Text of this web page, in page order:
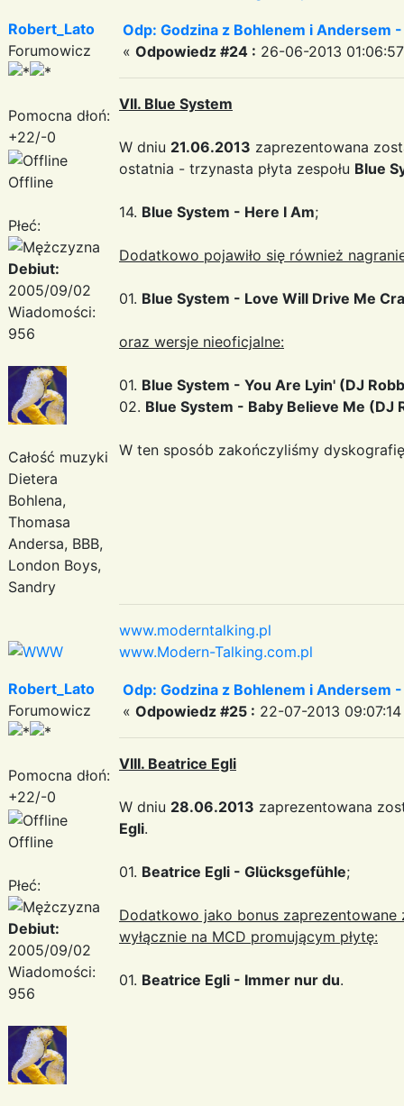
Robert_Lato
Forumowicz
Pomocna dłoń:
+22/-0
Offline
Płeć:
Debiut:
2005/09/02
Wiadomości:
956
Całość muzyki
Dietera
Bohlena,
Thomasa
Andersa, BBB,
London Boys,
Sandry
Odp: Godzina z Bohlenem i Andersem
« Odpowiedz #24 : 26-06-2013
VII. Blue System
W dniu 21.06.2013 zaprezentowana
ostatnia - trzynasta płyta zespołu Blue
14. Blue System - Here I Am;
Dodatkowo pojawiło się również
01. Blue System - Love Will Drive Me
oraz wersje nieoficjalne:
01. Blue System - You Are Lyin' (DJ
02. Blue System - Baby Believe Me (DJ
W ten sposób zakończyliśmy
www.moderntalking.pl
www.Modern-Talking.com.pl
Robert_Lato
Forumowicz
Pomocna dłoń:
+22/-0
Offline
Płeć:
Debiut:
2005/09/02
Wiadomości:
956
Odp: Godzina z Bohlenem i Andersem
« Odpowiedz #25 : 22-07-2013
VIII. Beatrice Egli
W dniu 28.06.2013 zaprezentowana
Egli.
01. Beatrice Egli - Glücksgefühle;
Dodatkowo jako bonus zaprezentowane
wyłącznie na MCD promującym płytę:
01. Beatrice Egli - Immer nur du.